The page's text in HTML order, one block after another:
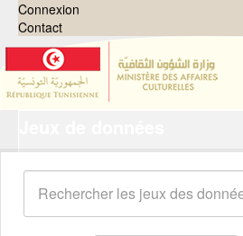
Connexion
Contact
Organisations
Groupes
Demandes 0